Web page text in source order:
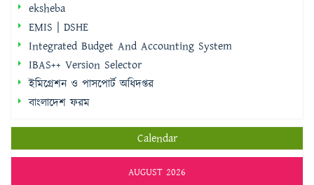
eksheba
EMIS | DSHE
Integrated Budget And Accounting System
IBAS++ Version Selector
ইমিগ্রেশন ও পাসপোর্ট অধিদপ্তর
বাংলাদেশ ফরম
Calendar
AUGUST 2026